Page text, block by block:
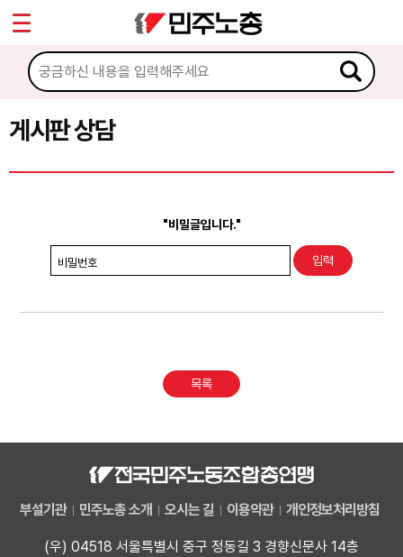
게시판 상담
"비밀글입니다."
비밀번호
목록
부설기관 민주노총 소개 오시는 길 이용약관 개인정보처리방침
(우) 04518 서울특별시 중구 정동길 3 경향신문사 14층
마이페이지
소개
소식
노동상담
권리찾기수첩 검색
찾아보기
Sketchbook5, 스케치북5
Sketchbook5, 스케치북5